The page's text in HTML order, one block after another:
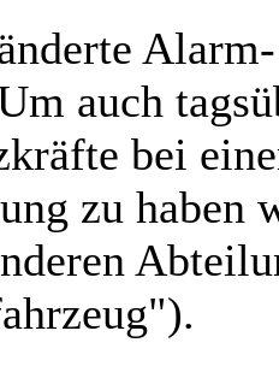
auch
bei
zu haben